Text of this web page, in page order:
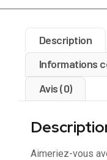
Description
Informations
Avis (0)
Aimeriez-vous